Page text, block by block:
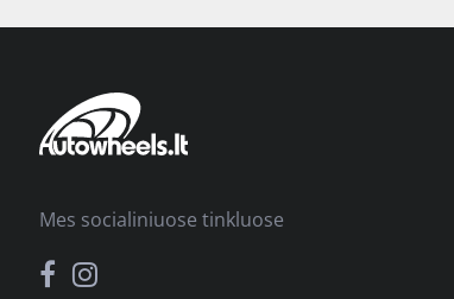
Mes socialiniuose tinkluose